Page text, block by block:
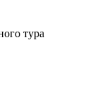
тура